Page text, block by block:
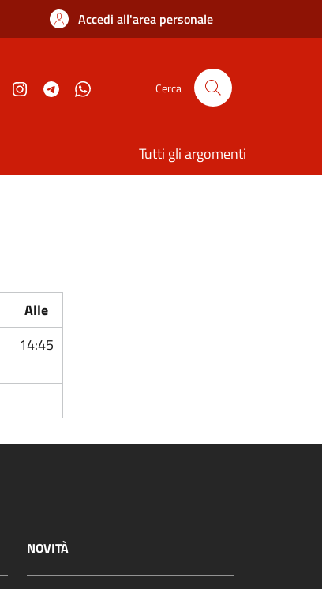
Accedi all'area personale
Cerca
Tutti gli argomenti
Alle
14:45
NOVITÀ